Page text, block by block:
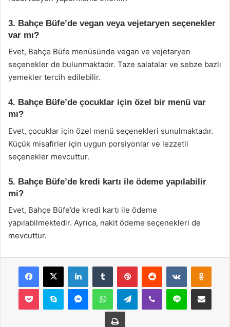
3. Bahçe Büfe’de vegan veya vejetaryen seçenekler
var mı?
Evet, Bahçe Büfe menüsünde vegan ve vejetaryen
seçenekler de bulunmaktadır. Taze salatalar ve sebze bazlı
yemekler tercih edilebilir.
4. Bahçe Büfe’de çocuklar için özel bir menü var
mı?
Evet, çocuklar için özel menü seçenekleri sunulmaktadır.
Küçük misafirler için uygun porsiyonlar ve lezzetli
seçenekler mevcuttur.
5. Bahçe Büfe’de kredi kartı ile ödeme yapılabilir
mi?
Evet, Bahçe Büfe’de kredi kartı ile ödeme
yapılabilmektedir. Ayrıca, nakit ödeme seçenekleri de
mevcuttur.
Facebook
X LinkedInTumblr PinterestReddit VKontakte
Pocket Skype MessengerWhatsAppTelegramViber Line E-Posta ile
Yazdır